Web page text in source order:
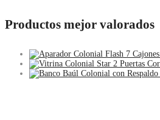
Productos mejor valorados